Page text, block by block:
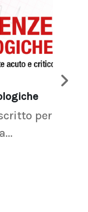
per